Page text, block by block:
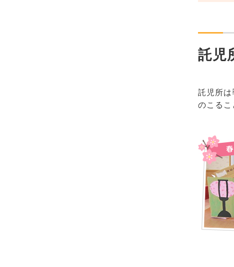
託児
託児所は
のこるこ